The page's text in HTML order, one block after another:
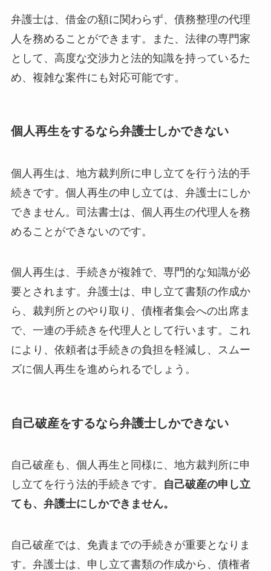
弁護士は、借金の額に関わらず、債務整理の代理
人を務めることができます。また、法律の専門家
として、高度な交渉力と法的知識を持っているた
め、複雑な案件にも対応可能です。
個人再生をするなら弁護士しかできない
個人再生は、地方裁判所に申し立てを行う法的手
続きです。個人再生の申し立ては、弁護士にしか
できません。司法書士は、個人再生の代理人を務
めることができないのです。
個人再生は、手続きが複雑で、専門的な知識が必
要とされます。弁護士は、申し立て書類の作成か
ら、裁判所とのやり取り、債権者集会への出席ま
で、一連の手続きを代理人として行います。これ
により、依頼者は手続きの負担を軽減し、スムー
ズに個人再生を進められるでしょう。
自己破産をするなら弁護士しかできない
自己破産も、個人再生と同様に、地方裁判所に申
し立てを行う法的手続きです。
自己破産の申し立
ても、弁護士にしかできません。
自己破産では、免責までの手続きが重要となりま
す。弁護士は、申し立て書類の作成から、債権者